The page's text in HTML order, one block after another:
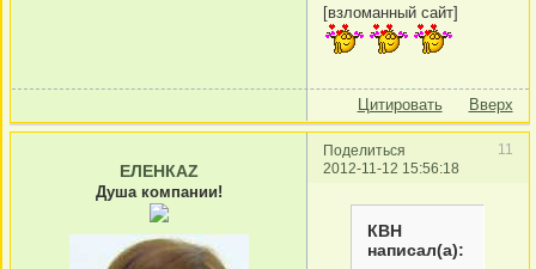
[взломанный сайт]
Цитировать Вверх
Поделиться
11
2012-11-12 15:56:18
ЕЛЕНКАZ
Душа компании!
КВН
написал(а):